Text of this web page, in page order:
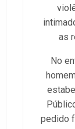
as
No
pedido